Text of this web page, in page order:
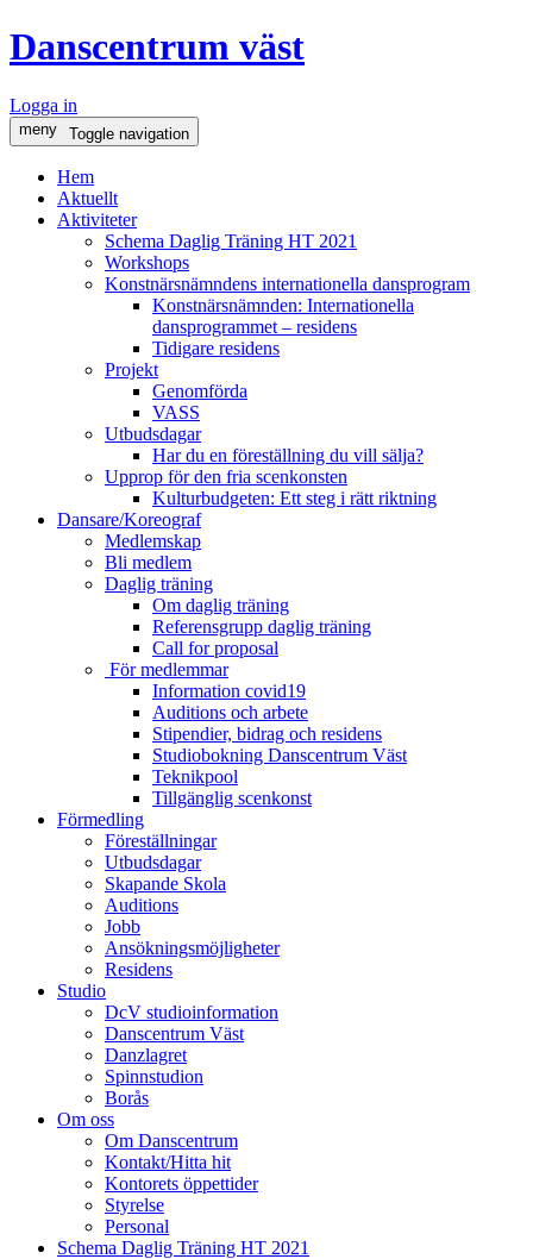
Danscentrum väst
Logga in
meny Toggle navigation
Hem
Aktuellt
Aktiviteter
Schema Daglig Träning HT 2021
Workshops
Konstnärsnämndens internationella dansprogram
Konstnärsnämnden: Internationella
dansprogrammet – residens
Tidigare residens
Projekt
Genomförda
VASS
Utbudsdagar
Har du en föreställning du vill sälja?
Upprop för den fria scenkonsten
Kulturbudgeten: Ett steg i rätt riktning
Dansare/Koreograf
Medlemskap
Bli medlem
Daglig träning
Om daglig träning
Referensgrupp daglig träning
Call for proposal
För medlemmar
Information covid19
Auditions och arbete
Stipendier, bidrag och residens
Studiobokning Danscentrum Väst
Teknikpool
Tillgänglig scenkonst
Förmedling
Föreställningar
Utbudsdagar
Skapande Skola
Auditions
Jobb
Ansökningsmöjligheter
Residens
Studio
DcV studioinformation
Danscentrum Väst
Danzlagret
Spinnstudion
Borås
Om oss
Om Danscentrum
Kontakt/Hitta hit
Kontorets öppettider
Styrelse
Personal
Schema Daglig Träning HT 2021